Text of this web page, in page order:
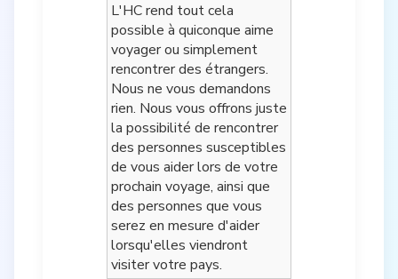
L'HC rend tout cela
possible à quiconque aime
voyager ou simplement
rencontrer des étrangers.
Nous ne vous demandons
rien. Nous vous offrons juste
la possibilité de rencontrer
des personnes susceptibles
de vous aider lors de votre
prochain voyage, ainsi que
des personnes que vous
serez en mesure d'aider
lorsqu'elles viendront
visiter votre pays.